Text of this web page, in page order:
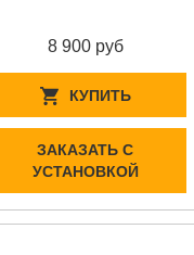
8 900 руб
КУПИТЬ
ЗАКАЗАТЬ С
УСТАНОВКОЙ